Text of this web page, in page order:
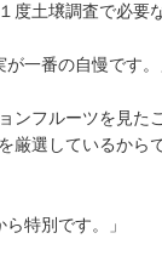
度土壌調査で必要
一番の自慢です。
フルーツを見た
厳選しているから
特別です。」